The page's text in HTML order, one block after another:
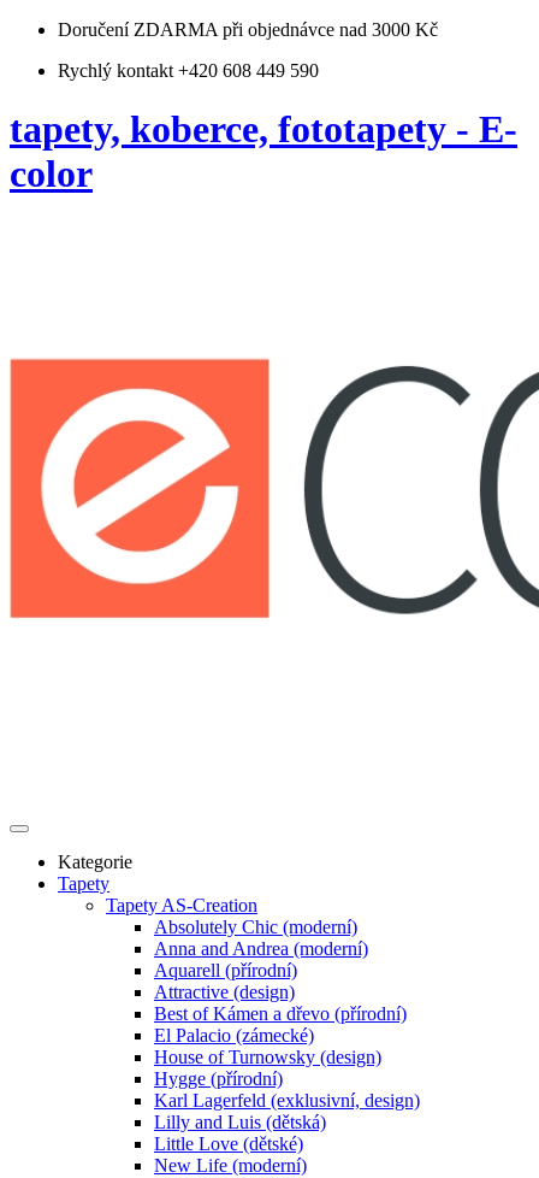
Doručení ZDARMA při objednávce nad 3000 Kč
Rychlý kontakt +420 608 449 590
tapety, koberce, fototapety - E-
color
Kategorie
Tapety
Tapety AS-Creation
Absolutely Chic (moderní)
Anna and Andrea (moderní)
Aquarell (přírodní)
Attractive (design)
Best of Kámen a dřevo (přírodní)
El Palacio (zámecké)
House of Turnowsky (design)
Hygge (přírodní)
Karl Lagerfeld (exklusivní, design)
Lilly and Luis (dětská)
Little Love (dětské)
New Life (moderní)